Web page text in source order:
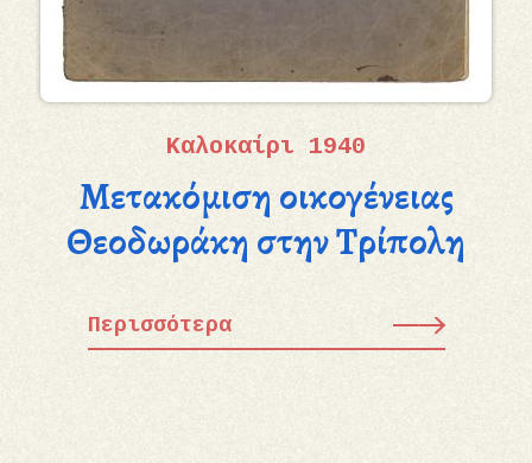
Καλοκαίρι 1940
Μετακόμιση οικογένειας
Θεοδωράκη στην Τρίπολη
Περισσότερα